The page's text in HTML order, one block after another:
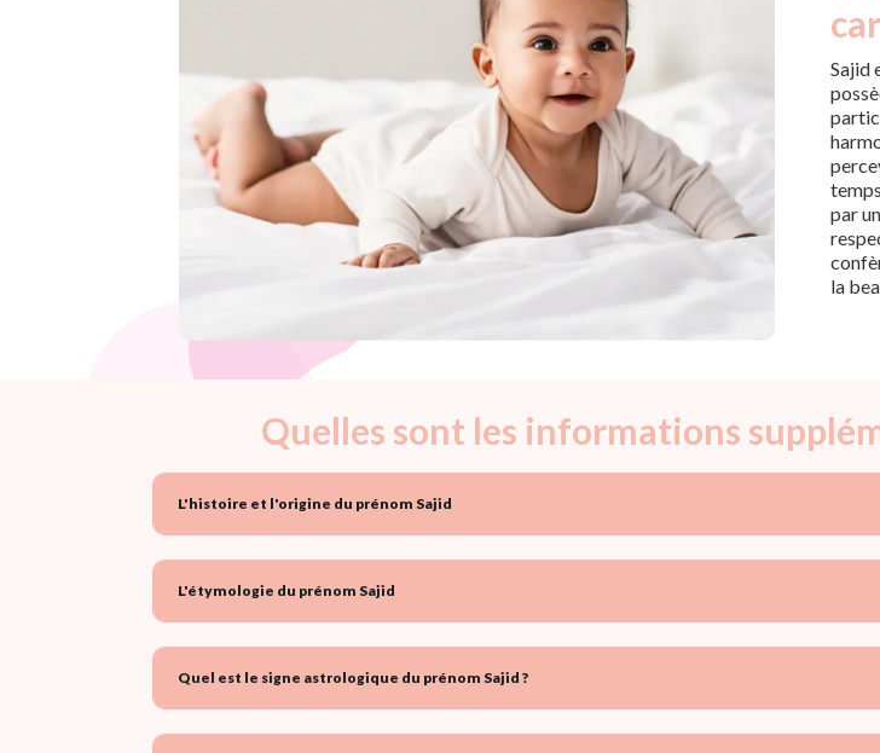
Sajid
par
la
Quelles sont les informations
L'histoire et l'origine du prénom Sajid
L'étymologie du prénom Sajid
Quel est le signe astrologique du prénom Sajid ?